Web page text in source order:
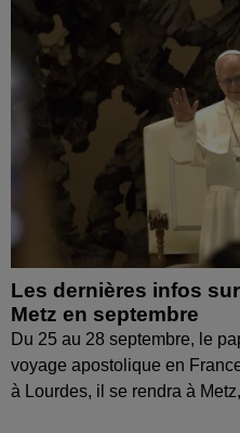
Les dernières infos
Metz en septembre
Du 25 au 28 septembre, le
voyage apostolique en
à Lourdes, il se rendra à